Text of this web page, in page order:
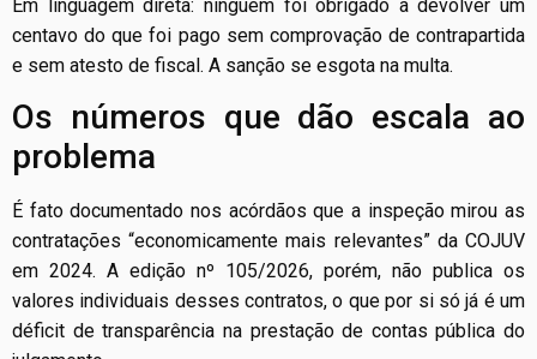
Em linguagem direta: ninguém foi obrigado a devolver um
centavo do que foi pago sem comprovação de contrapartida
e sem atesto de fiscal. A sanção se esgota na multa.
Os números que dão escala ao
problema
É fato documentado nos acórdãos que a inspeção mirou as
contratações “economicamente mais relevantes” da COJUV
em 2024. A edição nº 105/2026, porém, não publica os
valores individuais desses contratos, o que por si só já é um
déficit de transparência na prestação de contas pública do